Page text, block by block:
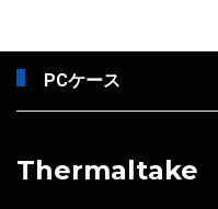
PCケース
Thermaltake